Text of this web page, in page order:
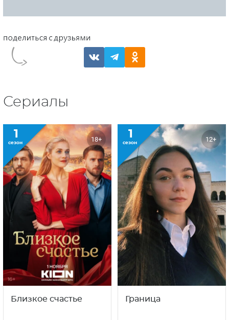
Сериалы
1
сезон 18+
Близкое счастье
1
сезон 12+
Граница